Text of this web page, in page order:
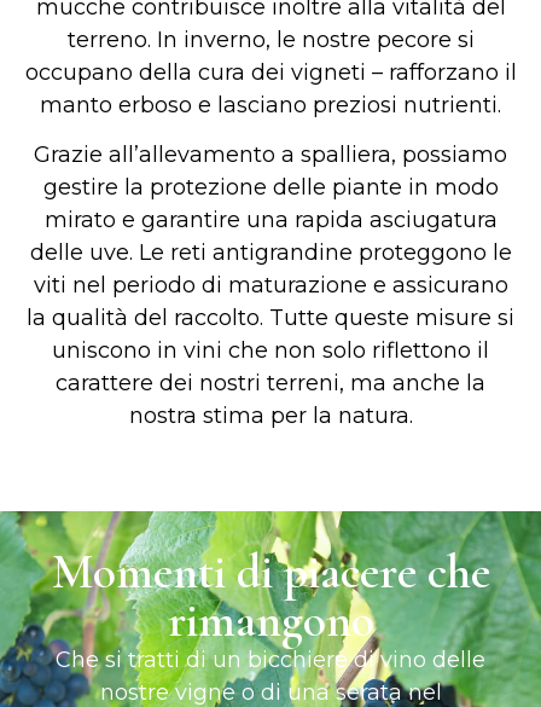
mucche contribuisce inoltre alla vitalità del
terreno. In inverno, le nostre pecore si
occupano della cura dei vigneti – rafforzano il
manto erboso e lasciano preziosi nutrienti.
Grazie all’allevamento a spalliera, possiamo
gestire la protezione delle piante in modo
mirato e garantire una rapida asciugatura
delle uve. Le reti antigrandine proteggono le
viti nel periodo di maturazione e assicurano
la qualità del raccolto. Tutte queste misure si
uniscono in vini che non solo riflettono il
carattere dei nostri terreni, ma anche la
nostra stima per la natura.
Momenti di piacere che
rimangono
Che si tratti di un bicchiere di vino delle
nostre vigne o di una serata nel